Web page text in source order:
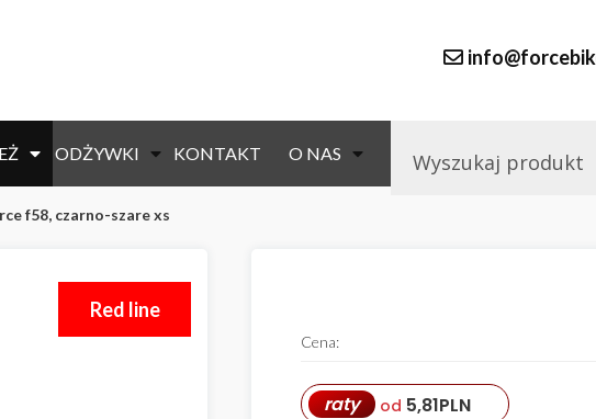
ODŻYWKI KONTAKT O NAS
f58, czarno-szare xs
Red line
Cena:
raty od 5,81PLN